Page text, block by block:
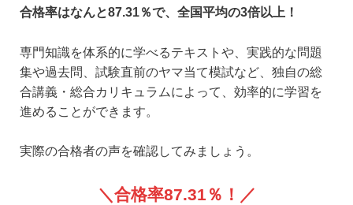
合格率はなんと87.31％で、全国平均の3倍以上！
専門知識を体系的に学べるテキストや、実践的な問題
集や過去問、試験直前のヤマ当て模試など、独自の総
合講義・総合カリキュラムによって、効率的に学習を
進めることができます。
実際の合格者の声を確認してみましょう。
合格率87.31％！